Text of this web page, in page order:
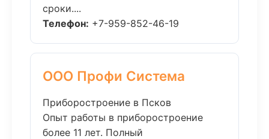
сроки....
Телефон: +7-959-852-46-19
ООО Профи Система
Приборостроение в Псков
Опыт работы в приборостроение
более 11 лет. Полный